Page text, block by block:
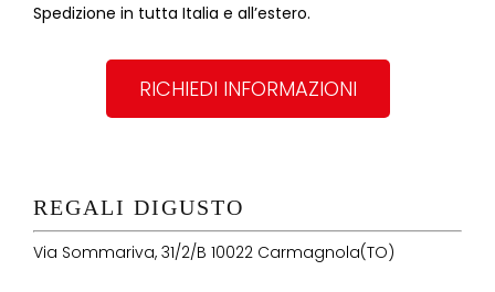
Spedizione in tutta Italia e all’estero.
RICHIEDI INFORMAZIONI
REGALI DIGUSTO
Via Sommariva, 31/2/B 10022 Carmagnola(TO)